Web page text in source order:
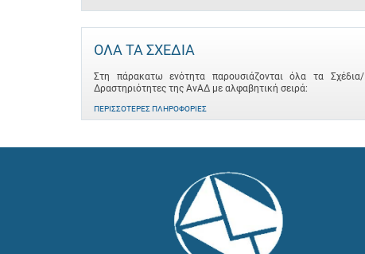
ΟΛΑ ΤΑ ΣΧΕΔΙΑ
Στη πάρακατω ενότητα παρουσιάζονται όλα τα Σχέδια/
Δραστηριότητες της ΑνΑΔ με αλφαβητική σειρά:
ΠΕΡΙΣΣΌΤΕΡΕΣ ΠΛΗΡΟΦΟΡΊΕΣ